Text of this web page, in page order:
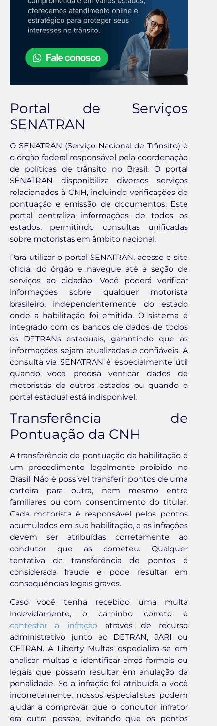
Portal de Serviços
SENATRAN
O SENATRAN (Serviço Nacional de Trânsito) é
o órgão federal responsável pela coordenação
de políticas de trânsito no Brasil. O portal
SENATRAN disponibiliza diversos serviços
relacionados à CNH, incluindo verificações de
pontuação e emissão de documentos. Este
portal centraliza informações de todos os
estados, permitindo consultas unificadas
sobre motoristas em âmbito nacional.
Para utilizar o portal SENATRAN, acesse o site
oficial do órgão e navegue até a seção de
serviços ao cidadão. Você poderá verificar
informações sobre qualquer motorista
brasileiro, independentemente do estado
onde a habilitação foi emitida. O sistema é
integrado com os bancos de dados de todos
os DETRANs estaduais, garantindo que as
informações sejam atualizadas e confiáveis. A
consulta via SENATRAN é especialmente útil
quando você precisa verificar dados de
motoristas de outros estados ou quando o
portal estadual está indisponível.
Transferência de
Pontuação da CNH
A transferência de pontuação da habilitação é
um procedimento legalmente proibido no
Brasil. Não é possível transferir pontos de uma
carteira para outra, nem mesmo entre
familiares ou com consentimento do titular.
Cada motorista é responsável pelos pontos
acumulados em sua habilitação, e as infrações
devem ser atribuídas corretamente ao
condutor que as cometeu. Qualquer
tentativa de transferência de pontos é
considerada fraude e pode resultar em
consequências legais graves.
Caso você tenha recebido uma multa
indevidamente, o caminho correto é
contestar a infraçãoatravés de recurso
administrativo junto ao DETRAN, JARI ou
CETRAN. A Liberty Multas especializa-se em
analisar multas e identificar erros formais ou
legais que possam resultar em anulação da
penalidade. Se a infração foi atribuída a você
incorretamente, nossos especialistas podem
ajudar a comprovar que o condutor infrator
era outra pessoa, evitando que os pontos